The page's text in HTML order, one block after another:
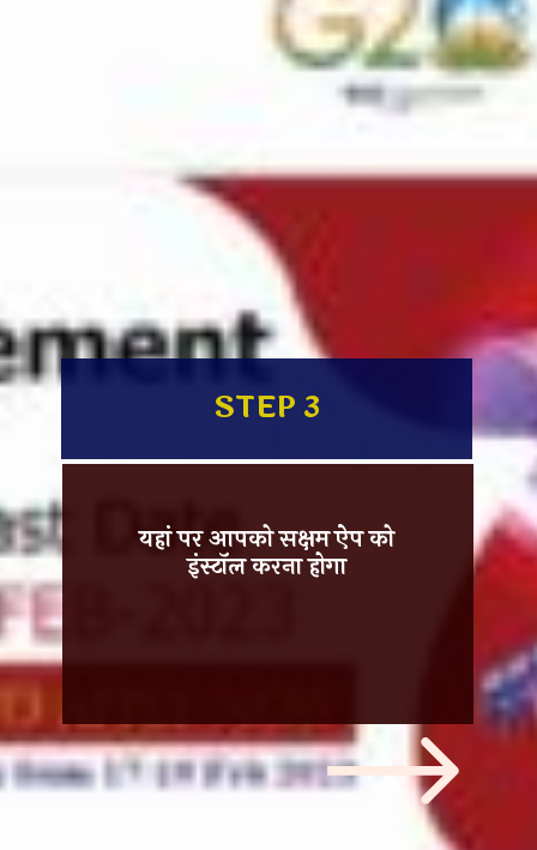
STEP 3
यहां पर आपकोसक्षम ऐप को
इंस्टॉलकरना होगा